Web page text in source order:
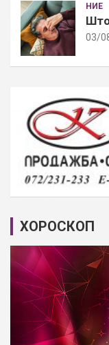
НИЕ
03/
ХОРОСКОП